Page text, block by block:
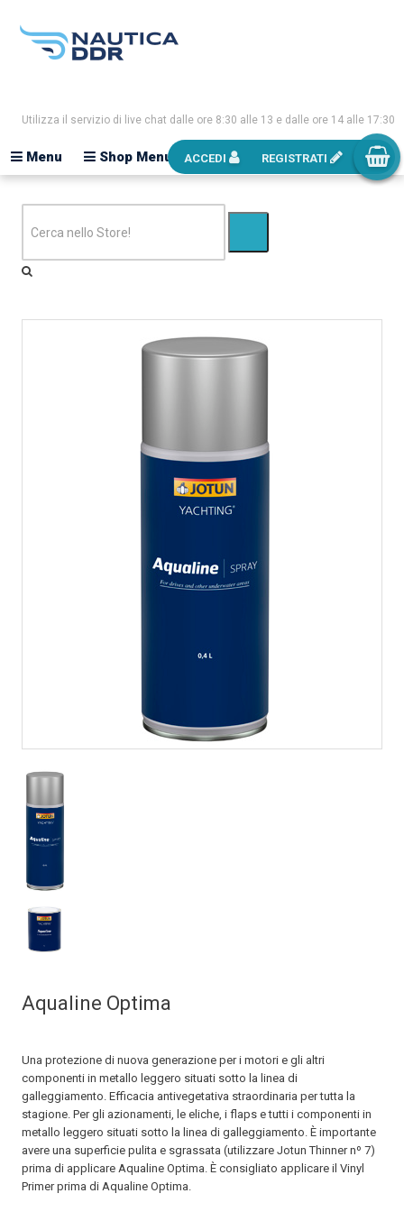
Utilizza il servizio di live chat dalle ore 8:30 alle 13 e dalle ore 14 alle 17:30
Shop Menu
Menu ACCEDI REGISTRATI
Aqualine Optima
Una protezione di nuova generazione per i motori e gli altri
componenti in metallo leggero situati sotto la linea di
galleggiamento. Efficacia antivegetativa straordinaria per tutta la
stagione. Per gli azionamenti, le eliche, i flaps e tutti i componenti in
metallo leggero situati sotto la linea di galleggiamento. È importante
avere una superficie pulita e sgrassata (utilizzare Jotun Thinner nº 7)
prima di applicare Aqualine Optima. È consigliato applicare il Vinyl
Primer prima di Aqualine Optima.